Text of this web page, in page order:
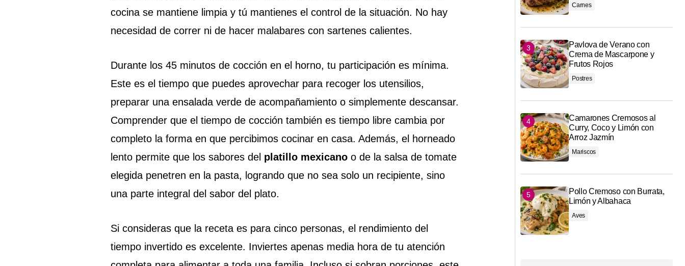
cocina se mantiene limpia y tú mantienes el control de la situación. No hay
necesidad de correr ni de hacer malabares con sartenes calientes.
Durante los 45 minutos de cocción en el horno, tu participación es mínima.
Este es el tiempo que puedes aprovechar para recoger los utensilios,
preparar una ensalada verde de acompañamiento o simplemente descansar.
Comprender que el tiempo de cocción también es tiempo libre cambia por
completo la forma en que percibimos cocinar en casa. Además, el horneado
lento permite que los sabores del platillo mexicano o de la salsa de tomate
elegida penetren en la pasta, logrando que no sea solo un recipiente, sino
una parte integral del sabor del plato.
Si consideras que la receta es para cinco personas, el rendimiento del
tiempo invertido es excelente. Inviertes apenas media hora de tu atención
Carnes
Pavlova de Verano con
Crema de Mascarpone y
Frutos Rojos
Postres
Camarones Cremosos al
Curry, Coco y Limón con
Arroz Jazmín
Mariscos
Pollo Cremoso con Burrata,
Limón y Albahaca
Aves